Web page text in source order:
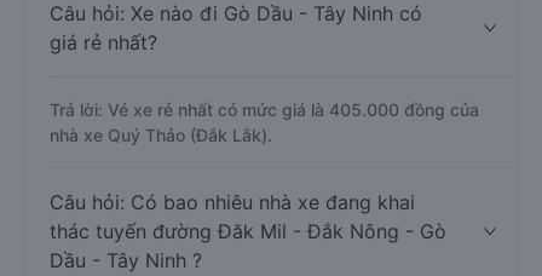
Câu hỏi: Xe nào đi Gò Dầu - Tây Ninh có
giá rẻ nhất?
Trả lời: Vé xe rẻ nhất có mức giá là 405.000 đồng của
nhà xe Quý Thảo (Đắk Lắk).
Câu hỏi: Có bao nhiêu nhà xe đang khai
thác tuyến đường Đăk Mil - Đắk Nông - Gò
Dầu - Tây Ninh ?